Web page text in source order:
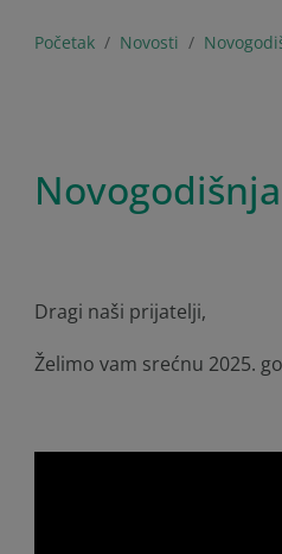
Početak Novosti
Dragi naši prijatelji,
Želimo vam srećnu 2025.